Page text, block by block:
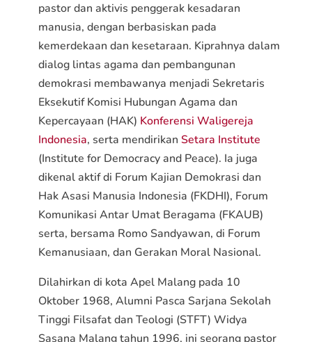
pastor dan aktivis penggerak kesadaran
manusia, dengan berbasiskan pada
kemerdekaan dan kesetaraan. Kiprahnya dalam
dialog lintas agama dan pembangunan
demokrasi membawanya menjadi Sekretaris
Eksekutif Komisi Hubungan Agama dan
Kepercayaan (HAK) Konferensi Waligereja
Indonesia, serta mendirikan Setara Institute
(Institute for Democracy and Peace). Ia juga
dikenal aktif di Forum Kajian Demokrasi dan
Hak Asasi Manusia Indonesia (FKDHI), Forum
Komunikasi Antar Umat Beragama (FKAUB)
serta, bersama Romo Sandyawan, di Forum
Kemanusiaan, dan Gerakan Moral Nasional.
Dilahirkan di kota Apel Malang pada 10
Oktober 1968, Alumni Pasca Sarjana Sekolah
Tinggi Filsafat dan Teologi (STFT) Widya
Sasana Malang tahun 1996, ini seorang pastor